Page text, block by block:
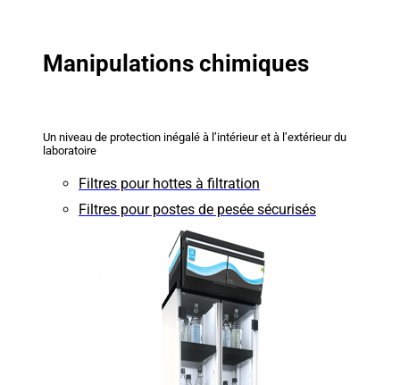
Manipulations chimiques
Un niveau de protection inégalé à l’intérieur et à l’extérieur du
laboratoire
Filtres pour hottes à filtration
Filtres pour postes de pesée sécurisés